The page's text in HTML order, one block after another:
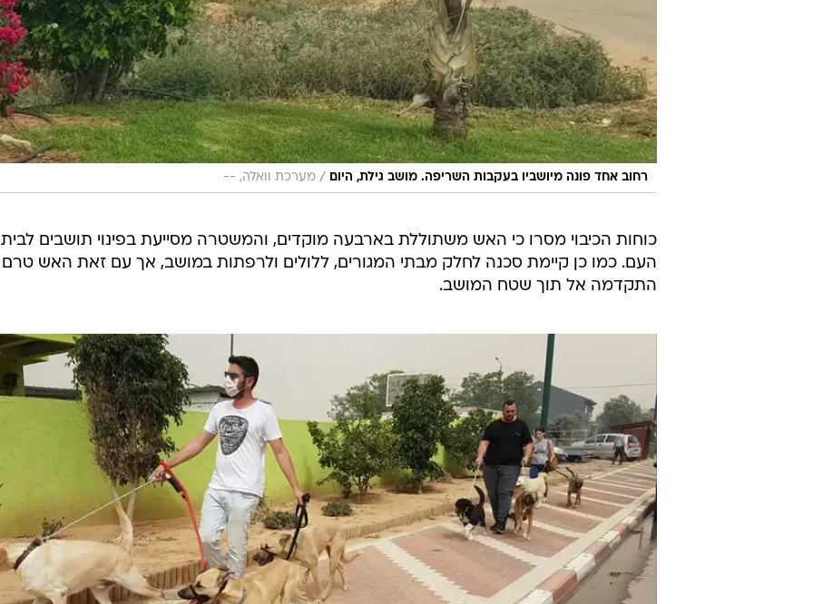
רחוב אחד פונה מיושביו בעקבות השריפה. מושב גילת, היום / מערכת וואלה, --
כוחות הכיבוי מסרו כי האש משתוללת בארבעה מוקדים, והמשטרה מסייעת בפינוי תושבים לבית
העם. כמו כן קיימת סכנה לחלק מבתי המגורים, ללולים ולרפתות במושב, אך עם זאת האש טרם
התקדמה אל תוך שטח המושב.